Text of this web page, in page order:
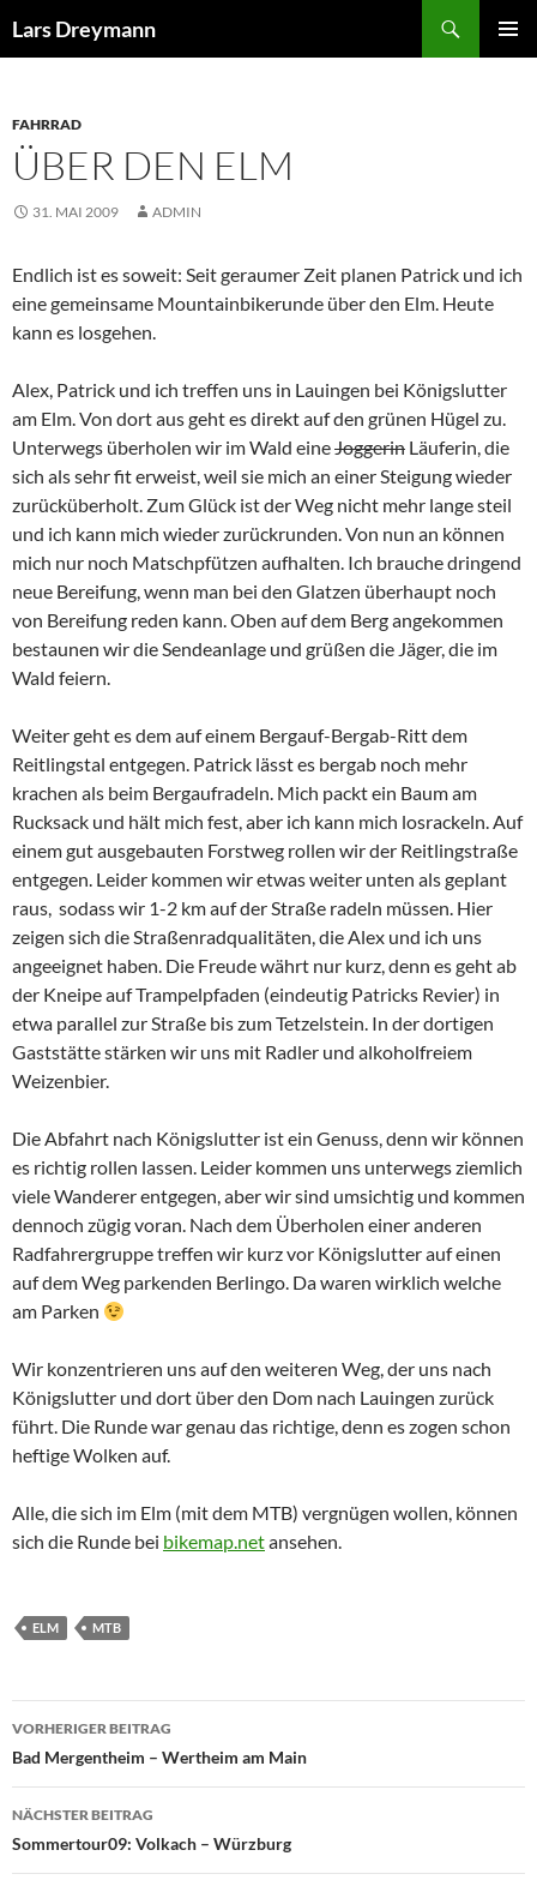
Inhalt
Lars Dreymann
FAHRRAD
ÜBER DEN ELM
31. MAI 2009 ADMIN
Endlich ist es soweit: Seit geraumer Zeit planen Patrick und ich
eine gemeinsame Mountainbikerunde über den Elm. Heute
kann es losgehen.
Alex, Patrick und ich treffen uns in Lauingen bei Königslutter
am Elm. Von dort aus geht es direkt auf den grünen Hügel zu.
Unterwegs überholen wir im Wald eineJoggerin Läuferin, die
sich als sehr fit erweist, weil sie mich an einer Steigung wieder
zurücküberholt. Zum Glück ist der Weg nicht mehr lange steil
und ich kann mich wieder zurückrunden. Von nun an können
mich nur noch Matschpfützen aufhalten. Ich brauche dringend
neue Bereifung, wenn man bei den Glatzen überhaupt noch
von Bereifung reden kann. Oben auf dem Berg angekommen
bestaunen wir die Sendeanlage und grüßen die Jäger, die im
Wald feiern.
Weiter geht es dem auf einem Bergauf-Bergab-Ritt dem
Reitlingstal entgegen. Patrick lässt es bergab noch mehr
krachen als beim Bergaufradeln. Mich packt ein Baum am
Rucksack und hält mich fest, aber ich kann mich losrackeln. Auf
einem gut ausgebauten Forstweg rollen wir der Reitlingstraße
entgegen. Leider kommen wir etwas weiter unten als geplant
raus, sodass wir 1-2 km auf der Straße radeln müssen. Hier
zeigen sich die Straßenradqualitäten, die Alex und ich uns
angeeignet haben. Die Freude währt nur kurz, denn es geht ab
der Kneipe auf Trampelpfaden (eindeutig Patricks Revier) in
etwa parallel zur Straße bis zum Tetzelstein. In der dortigen
Gaststätte stärken wir uns mit Radler und alkoholfreiem
Weizenbier.
Die Abfahrt nach Königslutter ist ein Genuss, denn wir können
es richtig rollen lassen. Leider kommen uns unterwegs ziemlich
viele Wanderer entgegen, aber wir sind umsichtig und kommen
dennoch zügig voran. Nach dem Überholen einer anderen
Radfahrergruppe treffen wir kurz vor Königslutter auf einen
auf dem Weg parkenden Berlingo. Da waren wirklich welche
am Parken
Wir konzentrieren uns auf den weiteren Weg, der uns nach
Königslutter und dort über den Dom nach Lauingen zurück
führt. Die Runde war genau das richtige, denn es zogen schon
heftige Wolken auf.
Alle, die sich im Elm (mit dem MTB) vergnügen wollen, können
sich die Runde bei bikemap.netansehen.
ELM MTB
Beitragsnavigation
VORHERIGER BEITRAG
Bad Mergentheim – Wertheim am Main
NÄCHSTER BEITRAG
Sommertour09: Volkach – Würzburg